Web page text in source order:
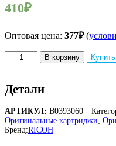
410₽
Оптовая цена: 377₽(
Количество
товара
магнитного
вала
16Z
B0393060
В корзину
Детали
АРТИКУЛ: B0393060
Оригинальные картриджи,
Бренд:RICOH